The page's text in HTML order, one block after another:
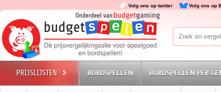
Volg ons op twitter Volg ons op
BORDSPELLEN BORDSPELLEN PER